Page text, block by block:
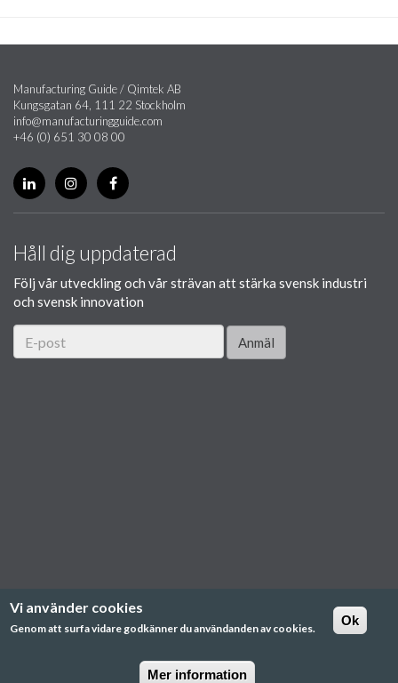
Manufacturing Guide / Qimtek AB
Kungsgatan 64, 111 22 Stockholm
info@manufacturingguide.com
+46 (0) 651 30 08 00
Håll dig uppdaterad
Följ vår utveckling och vår strävan att stärka svensk industri
och svensk innovation
Anmäl
Vi använder cookies
Genom att surfa vidare godkänner du användanden av cookies.
Ok
Mer information